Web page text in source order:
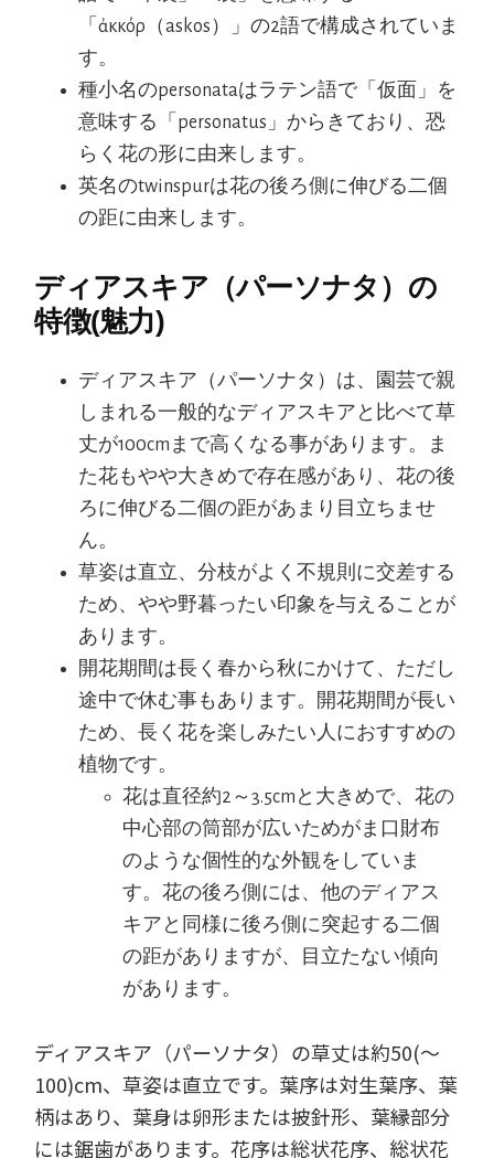
「ἀκκόρ（askos）」の2語で構成されていま
す。
種小名のpersonataはラテン語で「仮面」を
意味する「personatus」からきており、恐
らく花の形に由来します。
英名のtwinspurは花の後ろ側に伸びる二個
の距に由来します。
ディアスキア（パーソナタ）の
特徴(魅力)
ディアスキア（パーソナタ）は、園芸で親
しまれる一般的なディアスキアと比べて草
丈が100cmまで高くなる事があります。ま
た花もやや大きめで存在感があり、花の後
ろに伸びる二個の距があまり目立ちませ
ん。
草姿は直立、分枝がよく不規則に交差する
ため、やや野暮ったい印象を与えることが
あります。
開花期間は長く春から秋にかけて、ただし
途中で休む事もあります。開花期間が長い
ため、長く花を楽しみたい人におすすめの
植物です。
花は直径約2～3.5cmと大きめで、花の
中心部の筒部が広いためがま口財布
のような個性的な外観をしていま
す。花の後ろ側には、他のディアス
キアと同様に後ろ側に突起する二個
の距がありますが、目立たない傾向
があります。
ディアスキア（パーソナタ）の草丈は約50(～
100)cm、草姿は直立です。葉序は対生葉序、葉
柄はあり、葉身は卵形または披針形、葉縁部分
には鋸歯があります。花序は総状花序、総状花